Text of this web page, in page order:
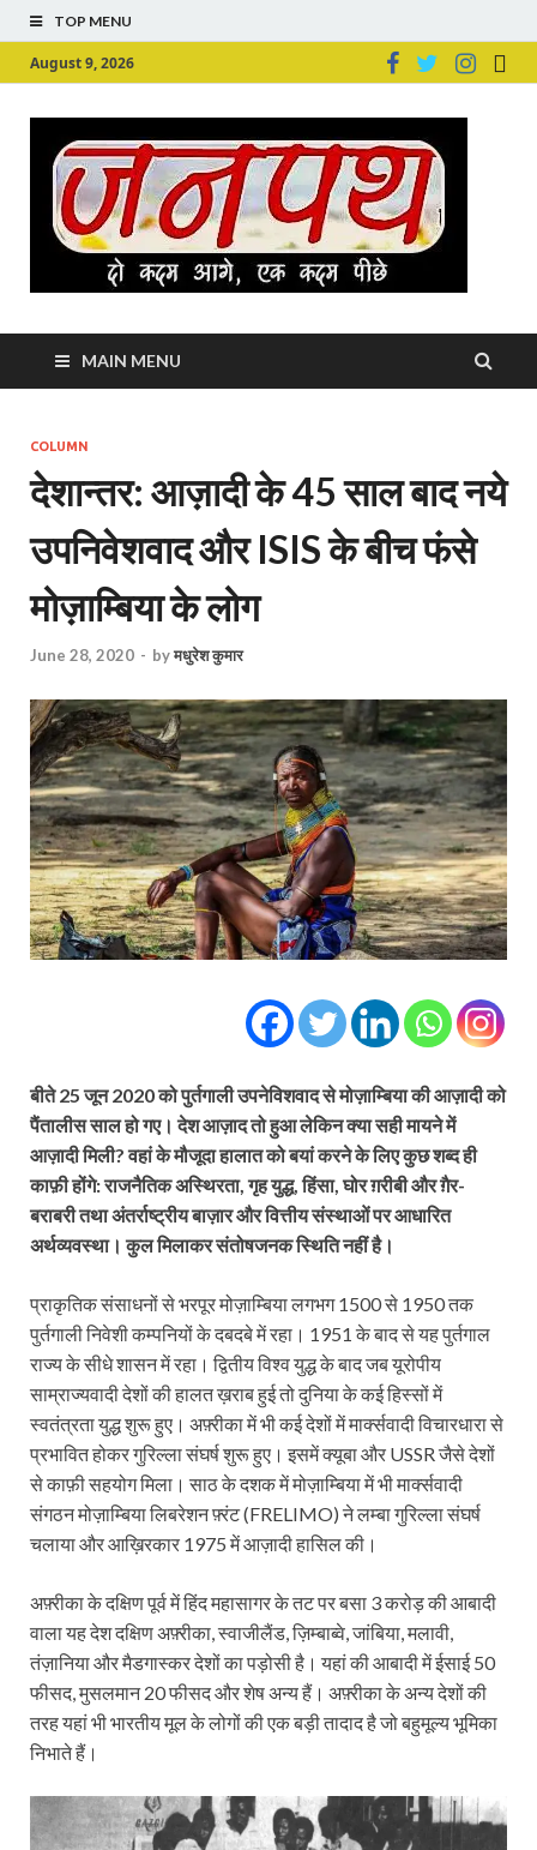
TOP MENU
August 9, 2026
MAIN MENU
COLUMN
देशान्तर: आज़ादी के 45 साल बाद नये
उपनिवेशवाद और ISIS के बीच फंसे
मोज़ाम्बिया के लोग
June 28, 2020 - byमधुरेश कुमार
बीते 25 जून 2020 को पुर्तगाली उपनेविशवाद से मोज़ाम्बिया की आज़ादी को
पैंतालीस साल हो गए। देश आज़ाद तो हुआ लेकिन क्या सही मायने में
आज़ादी मिली? वहां के मौजूदा हालात को बयां करने के लिए कुछ शब्द ही
काफ़ी होंगे: राजनैतिक अस्थिरता, गृह युद्ध, हिंसा, घोर ग़रीबी और ग़ैर-
बराबरी तथा अंतर्राष्ट्रीय बाज़ार और वित्तीय संस्थाओं पर आधारित
अर्थव्यवस्था। कुल मिलाकर संतोषजनक स्थिति नहीं है।
प्राकृतिक संसाधनों से भरपूर मोज़ाम्बिया लगभग 1500 से 1950 तक
पुर्तगाली निवेशी कम्पनियों के दबदबे में रहा। 1951 के बाद से यह पुर्तगाल
राज्य के सीधे शासन में रहा। द्वितीय विश्व युद्ध के बाद जब यूरोपीय
साम्राज्यवादी देशों की हालत ख़राब हुई तो दुनिया के कई हिस्सों में
स्वतंत्रता युद्ध शुरू हुए। अफ़्रीका में भी कई देशों में मार्क्सवादी विचारधारा से
प्रभावित होकर गुरिल्ला संघर्ष शुरू हुए। इसमें क्यूबा और USSR जैसे देशों
से काफ़ी सहयोग मिला। साठ के दशक में मोज़ाम्बिया में भी मार्क्सवादी
संगठन मोज़ाम्बिया लिबरेशन फ़्रंट (FRELIMO) ने लम्बा गुरिल्ला संघर्ष
चलाया और आख़िरकार 1975 में आज़ादी हासिल की।
अफ़्रीका के दक्षिण पूर्व में हिंद महासागर के तट पर बसा 3 करोड़ की आबादी
वाला यह देश दक्षिण अफ़्रीका, स्वाजीलैंड, ज़िम्बाब्वे, जांबिया, मलावी,
तंज़ानिया और मैडगास्कर देशों का पड़ोसी है। यहां की आबादी में ईसाई 50
फीसद, मुसलमान 20 फीसद और शेष अन्य हैं। अफ़्रीका के अन्य देशों की
तरह यहां भी भारतीय मूल के लोगों की एक बड़ी तादाद है जो बहुमूल्य भूमिका
निभाते हैं।